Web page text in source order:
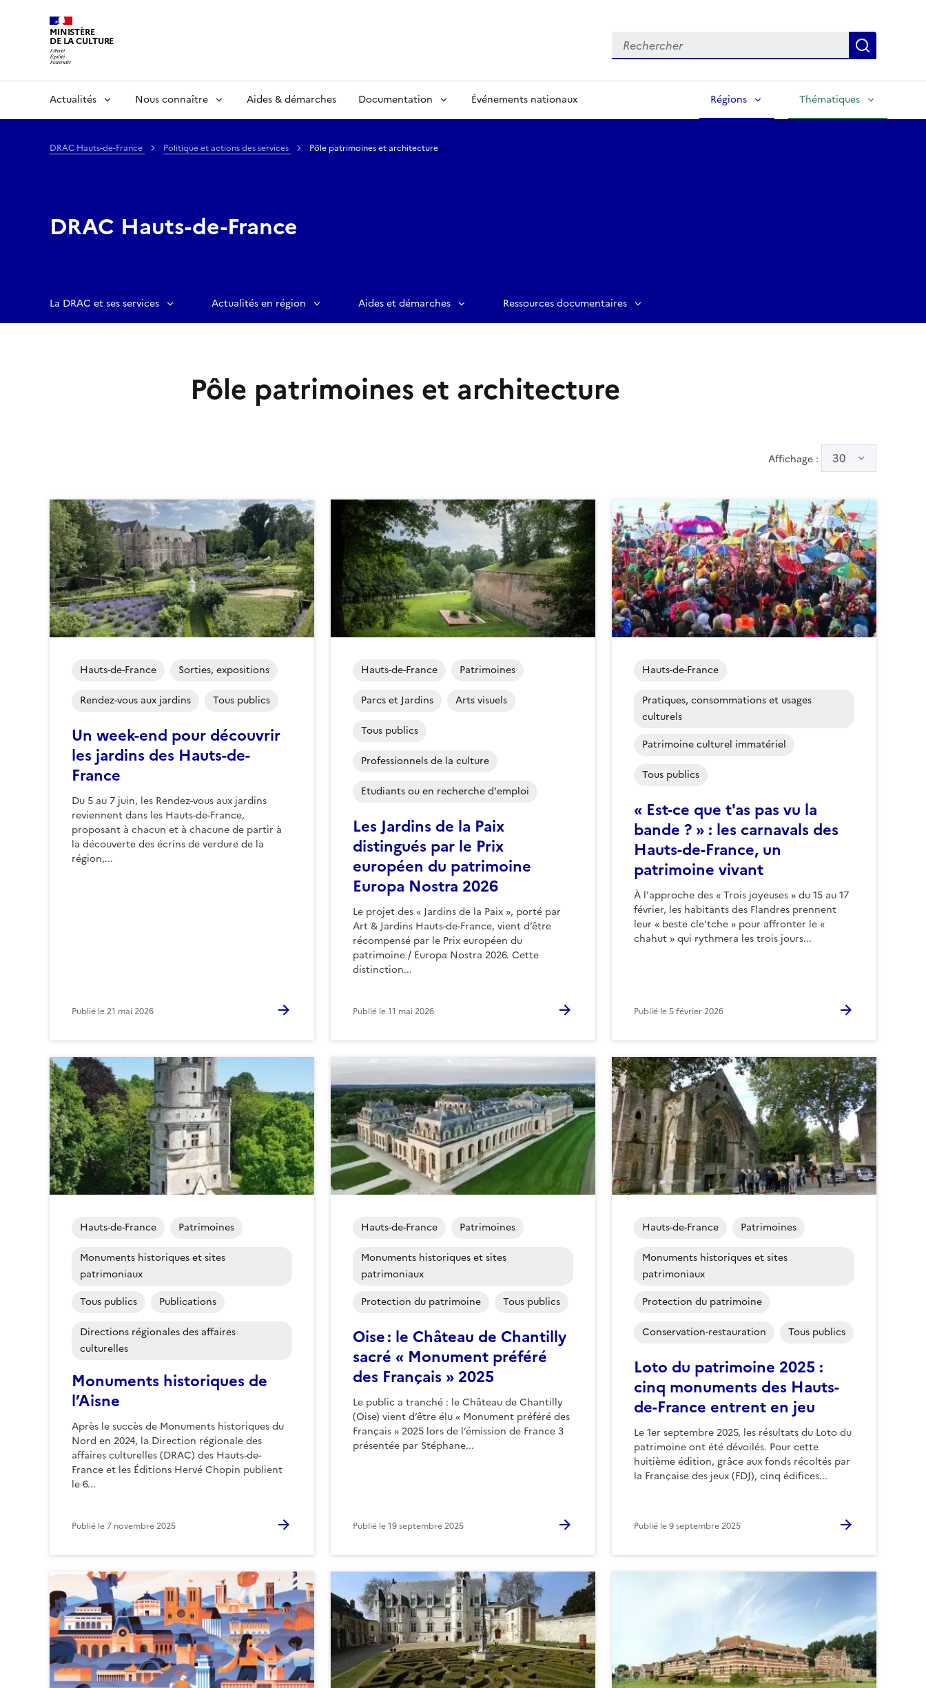
MINISTÈRE
DE LA CULTURE Rechercher
Actualités Nous connaître Aides & démarches Documentation Événements nationaux Régions Thématiques
DRAC Hauts-de-France Politique et actions des services Pôle patrimoines et architecture
DRAC Hauts-de-France
La DRAC et ses services Actualités en région Aides et démarches Ressources documentaires
Pôle patrimoines et architecture
Affichage : 30
Un week-end pour découvrir
les jardins des Hauts-de-
France
Du 5 au 7 juin, les Rendez-vous aux jardins
reviennent dans les Hauts-de-France,
proposant à chacun et à chacune de partir à
la découverte des écrins de verdure de la
région,...
Hauts-de-France Sorties, expositions
Rendez-vous aux jardins Tous publics
Publié le21 mai 2026
Les Jardins de la Paix
distingués par le Prix
européen du patrimoine
Europa Nostra 2026
Le projet des « Jardins de la Paix », porté par
Art & Jardins Hauts-de-France, vient d’être
récompensé par le Prix européen du
patrimoine / Europa Nostra 2026. Cette
distinction...
Hauts-de-France Patrimoines
Parcs et Jardins Arts visuels
Tous publics
Professionnels de la culture
Etudiants ou en recherche d'emploi
Publié le11 mai 2026
« Est-ce que t'as pas vu la
bande ? » : les carnavals des
Hauts-de-France, un
patrimoine vivant
À l'approche des « Trois joyeuses » du 15 au 17
février, les habitants des Flandres prennent
leur « beste cle’tche » pour affronter le «
chahut » qui rythmera les trois jours...
Hauts-de-France
Pratiques, consommations et usages
culturels
Patrimoine culturel immatériel
Tous publics
Publié le5 février 2026
Monuments historiques de
l’Aisne
Après le succès de Monuments historiques du
Nord en 2024, la Direction régionale des
affaires culturelles (DRAC) des Hauts-de-
France et les Éditions Hervé Chopin publient
le 6...
Hauts-de-France Patrimoines
Monuments historiques et sites
patrimoniaux
Tous publics
Publications
Directions régionales des affaires
culturelles
Publié le7 novembre 2025
Oise : le Château de Chantilly
sacré « Monument préféré
des Français » 2025
Le public a tranché : le Château de Chantilly
(Oise) vient d’être élu « Monument préféré des
Français » 2025 lors de l’émission de France 3
présentée par Stéphane...
Hauts-de-France Patrimoines
Monuments historiques et sites
patrimoniaux
Protection du patrimoine
Tous publics
Publié le19 septembre 2025
Loto du patrimoine 2025 :
cinq monuments des Hauts-
de-France entrent en jeu
Le 1er septembre 2025, les résultats du Loto du
patrimoine ont été dévoilés. Pour cette
huitième édition, grâce aux fonds récoltés par
la Française des jeux (FDJ), cinq édifices...
Hauts-de-France Patrimoines
Monuments historiques et sites
patrimoniaux
Protection du patrimoine
Conservation-restauration Tous publics
Publié le9 septembre 2025